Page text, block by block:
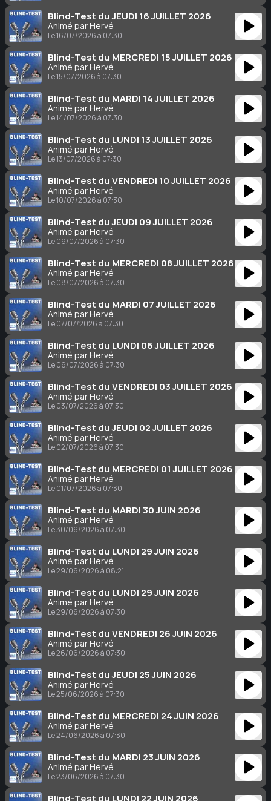
Blind-Test du JEUDI 16 JUILLET 2026
Animé par Hervé
Le 16/07/2026 à 07:30
Blind-Test du MERCREDI 15 JUILLET 2026
Animé par Hervé
Le 15/07/2026 à 07:30
Blind-Test du MARDI 14 JUILLET 2026
Animé par Hervé
Le 14/07/2026 à 07:30
Blind-Test du LUNDI 13 JUILLET 2026
Animé par Hervé
Le 13/07/2026 à 07:30
Blind-Test du VENDREDI 10 JUILLET 2026
Animé par Hervé
Le 10/07/2026 à 07:30
Blind-Test du JEUDI 09 JUILLET 2026
Animé par Hervé
Le 09/07/2026 à 07:30
Blind-Test du MERCREDI 08 JUILLET 2026
Animé par Hervé
Le 08/07/2026 à 07:30
Blind-Test du MARDI 07 JUILLET 2026
Animé par Hervé
Le 07/07/2026 à 07:30
Blind-Test du LUNDI 06 JUILLET 2026
Animé par Hervé
Le 06/07/2026 à 07:30
Blind-Test du VENDREDI 03 JUILLET 2026
Animé par Hervé
Le 03/07/2026 à 07:30
Blind-Test du JEUDI 02 JUILLET 2026
Animé par Hervé
Le 02/07/2026 à 07:30
Blind-Test du MERCREDI 01 JUILLET 2026
Animé par Hervé
Le 01/07/2026 à 07:30
Blind-Test du MARDI 30 JUIN 2026
Animé par Hervé
Le 30/06/2026 à 07:30
Blind-Test du LUNDI 29 JUIN 2026
Animé par Hervé
Le 29/06/2026 à 08:21
Blind-Test du LUNDI 29 JUIN 2026
Animé par Hervé
Le 29/06/2026 à 07:30
Blind-Test du VENDREDI 26 JUIN 2026
Animé par Hervé
Le 26/06/2026 à 07:30
Blind-Test du JEUDI 25 JUIN 2026
Animé par Hervé
Le 25/06/2026 à 07:30
Blind-Test du MERCREDI 24 JUIN 2026
Animé par Hervé
Le 24/06/2026 à 07:30
Blind-Test du MARDI 23 JUIN 2026
Animé par Hervé
Le 23/06/2026 à 07:30
Blind-Test du LUNDI 22 JUIN 2026